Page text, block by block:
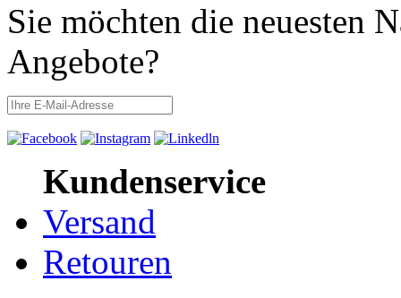
Sie möchten die neuesten
Angebote?
Kundenservice
Versand
Retouren